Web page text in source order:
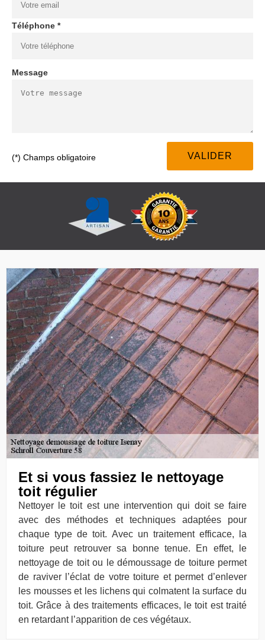
Téléphone *
Message
(*) Champs obligatoire
Et si vous fassiez le nettoyage
toit régulier
Nettoyer le toit est une intervention qui doit se faire
avec des méthodes et techniques adaptées pour
chaque type de toit. Avec un traitement efficace, la
toiture peut retrouver sa bonne tenue. En effet, le
nettoyage de toit ou le démoussage de toiture permet
de raviver l’éclat de votre toiture et permet d’enlever
les mousses et les lichens qui colmatent la surface du
toit. Grâce à des traitements efficaces, le toit est traité
en retardant l’apparition de ces végétaux.